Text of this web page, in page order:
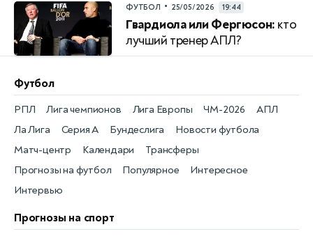
ФУТБОЛ • 25/05/2026 19:44
Гвардиола или Фергюсон: кто
лучший тренер АПЛ?
Футбол
Новости футбола
РПЛ
Матч-центр
Лига чемпионов
Календари
Лига Европы
Трансферы
ЧМ-2026
Прогнозы на футбол
АПЛ
Популярное
Ла Лига
Интересное
Серия А
Интервью
Бундеслига
Прогнозы на спорт